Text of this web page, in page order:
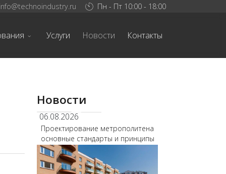
info@technoindustry.ru Пн - Пт 10:00 - 18:00
Услуги Новости Контакты
Новости
06.08.2026
Проектирование метрополитена
основные стандарты и принципы